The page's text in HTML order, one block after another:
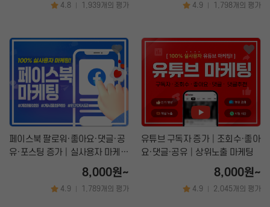
4.8 1,939개의 평가 4.9 1,798개의 평가
페이스북 팔로워·좋아요·댓글·공
유·포스팅 증가│실사용자 마케팅
8,000원~
4.9 1,789개의 평가
유튜브 구독자 증가│조회수·좋아
요·댓글·공유│상위노출 마케팅
8,000원~
4.9 2,045개의 평가